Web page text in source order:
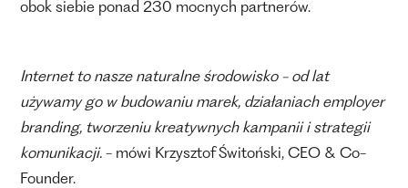
obok siebie ponad 230 mocnych partnerów.
Internet to nasze naturalne środowisko - od lat
używamy go w budowaniu marek, działaniach employer
branding, tworzeniu kreatywnych kampanii i strategii
komunikacji.- mówi Krzysztof Świtoński, CEO & Co-
Founder.